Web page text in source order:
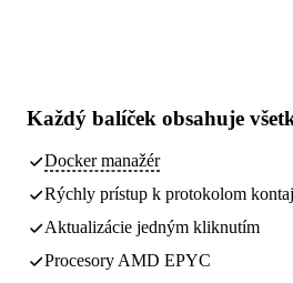
Každý balíček obsahuje
Docker manažér
Rýchly prístup k protokolom
Aktualizácie jedným kliknutím
Procesory AMD EPYC